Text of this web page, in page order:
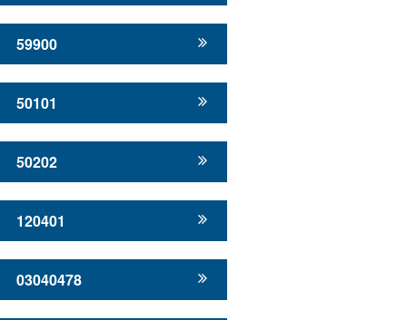
59900
50101
50202
120401
03040478